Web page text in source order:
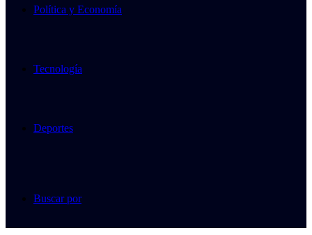
Política y Economía
Tecnología
Deportes
Buscar por